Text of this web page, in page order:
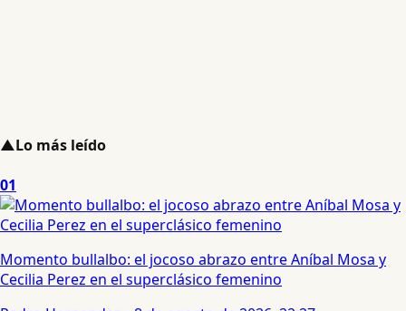
▲Lo más leído
01
Momento bullalbo: el jocoso abrazo entre Aníbal Mosa y
Cecilia Perez en el superclásico femenino